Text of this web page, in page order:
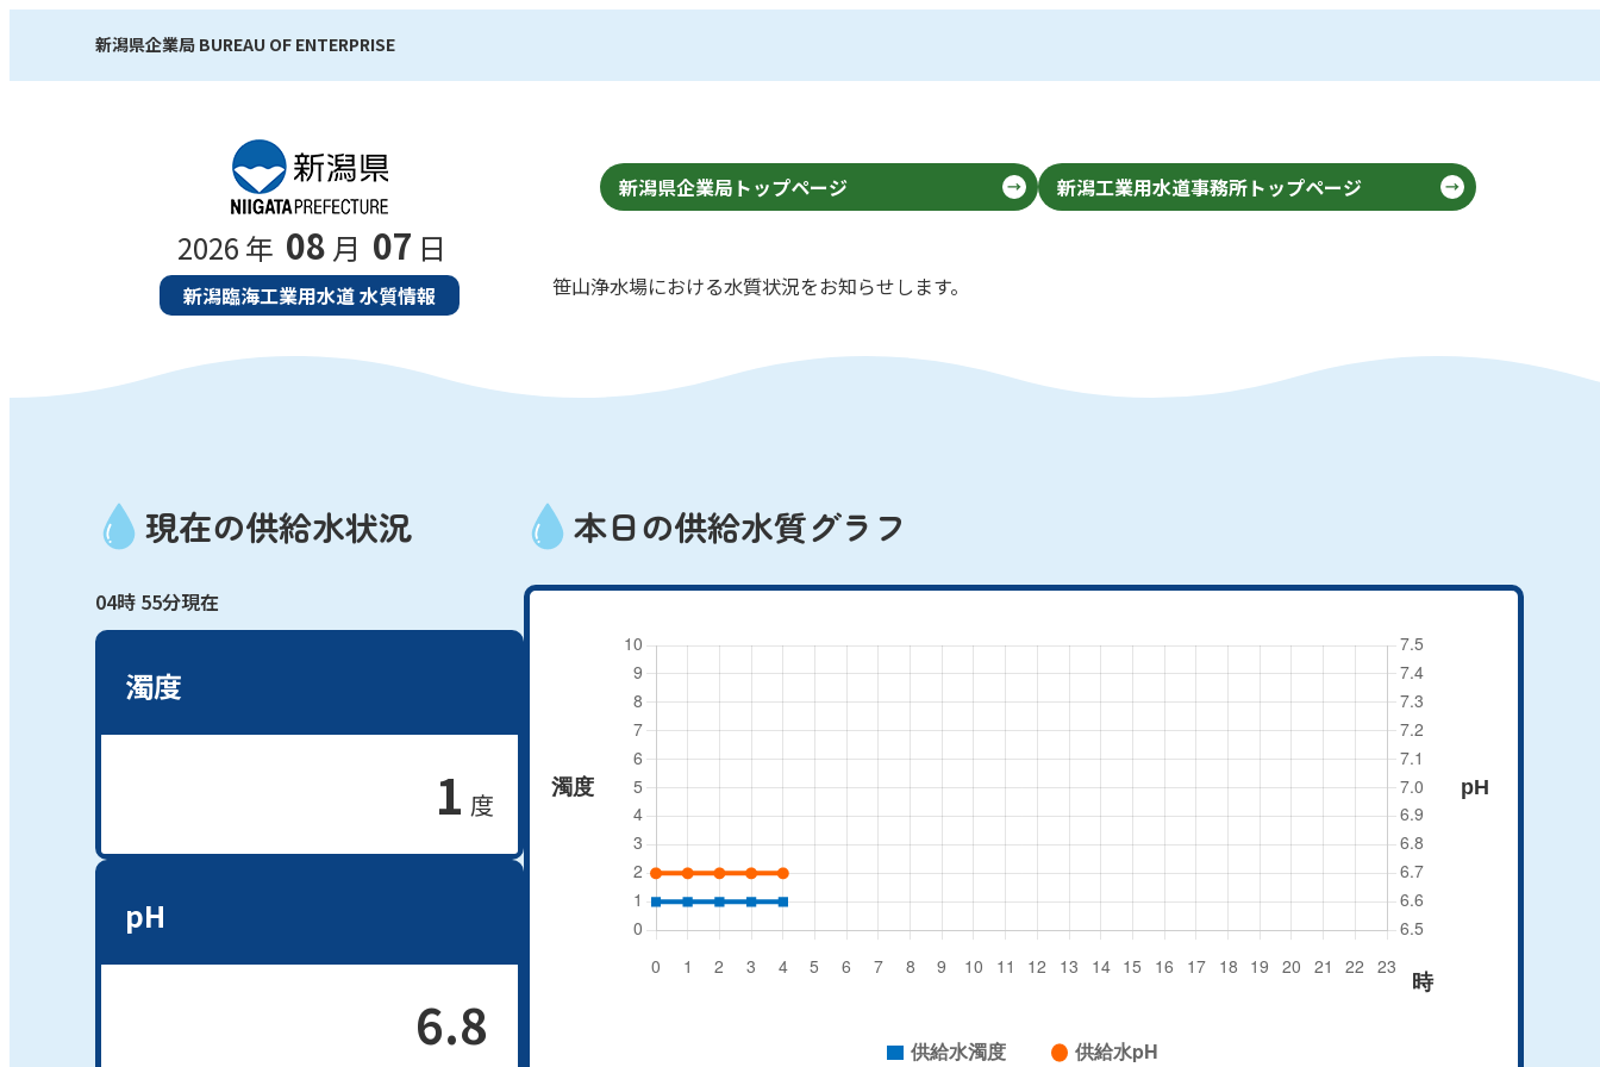
新潟県企業局 BUREAU OF ENTERPRISE
2026 年 08 月 07 日
新潟臨海工業用水道 水質情報
新潟県企業局トップページ 新潟工業用水道事務所トップページ
笹山浄水場における水質状況をお知らせします。
現在の供給水状況
04時 55分現在
濁度
1 度
pH
6.8
本日の供給水質グラフ